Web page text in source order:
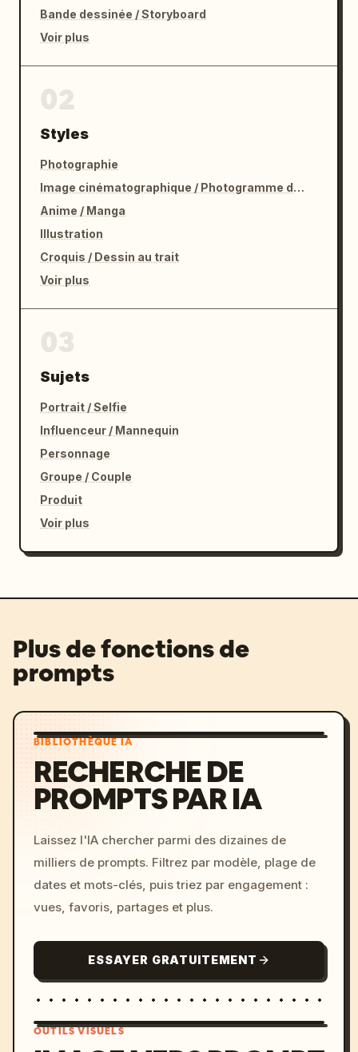
Bande dessinée / Storyboard
Voir plus
Styles
Photographie
Image cinématographique / Photogramme de film
Anime / Manga
Illustration
Croquis / Dessin au trait
Voir plus
Sujets
Portrait / Selfie
Influenceur / Mannequin
Personnage
Groupe / Couple
Produit
Voir plus
Plus de fonctions de
prompts
BIBLIOTHÈQUE IA
RECHERCHE DE
PROMPTS PAR IA
Laissez l'IA chercher parmi des dizaines de
milliers de prompts. Filtrez par modèle, plage de
dates et mots-clés, puis triez par engagement :
vues, favoris, partages et plus.
ESSAYER GRATUITEMENT
OUTILS VISUELS